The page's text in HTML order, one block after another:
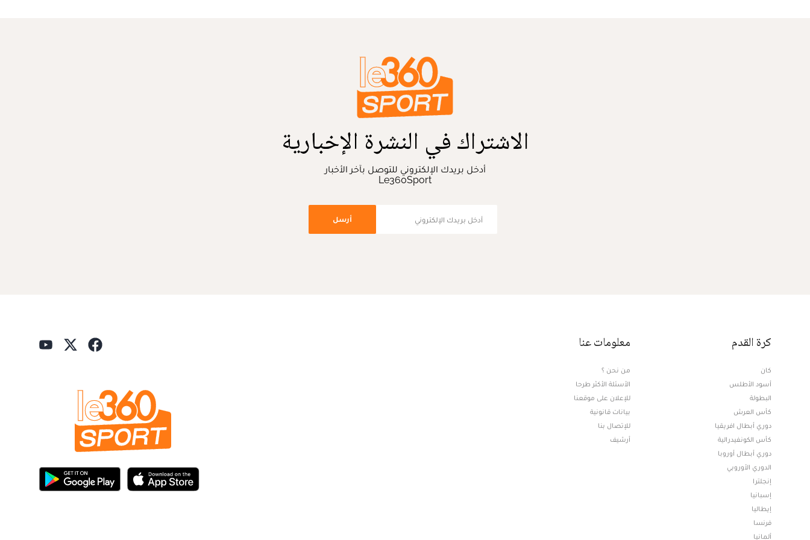
الاشتراك في النشرة الإخبارية
أدخل بريدك الإلكتروني للتوصل بآخر الأخبار
Le360Sport
أرسل
كرة القدم
كان
أسود الأطلس
البطولة
كأس العرش
دوري أبطال افريقيا
كأس الكونفيدرالية
دوري أبطال أوروبا
الدوري الأوروبي
إنجلترا
إسبانيا
إيطاليا
فرنسا
ألمانيا
معلومات عنا
من نحن ؟
الأسئلة الأكثر طرحا
للإعلان على موقعنا
بيانات قانونية
للإتصال بنا
أرشيف